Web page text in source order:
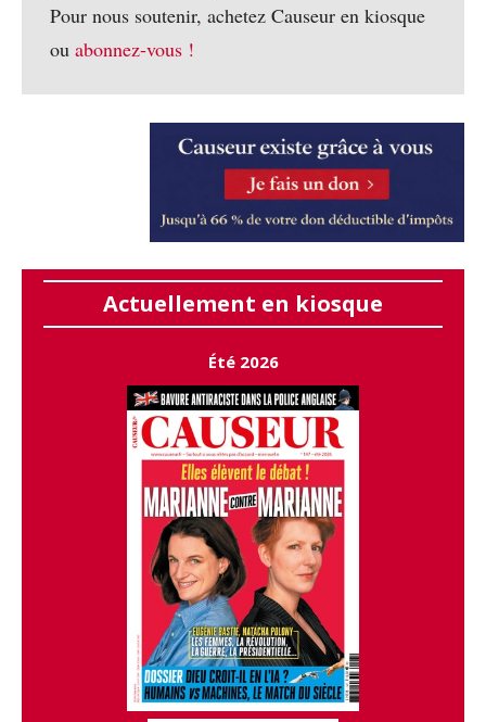
Pour nous soutenir, achetez Causeur en kiosque
ou abonnez-vous !
Actuellement en kiosque
Été 2026